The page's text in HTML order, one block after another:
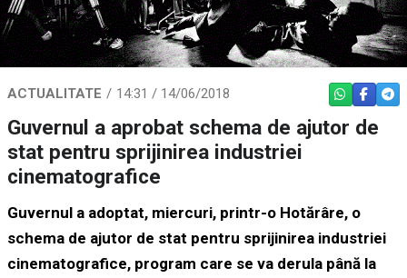
ACTUALITATE 14:31 / 14/06/2018 WHATSAPP
Guvernul a aprobat schema de ajutor de
stat pentru sprijinirea industriei
cinematografice
Guvernul a adoptat, miercuri, printr-o Hotărâre, o
schema de ajutor de stat pentru sprijinirea industriei
cinematografice, program care se va derula până la